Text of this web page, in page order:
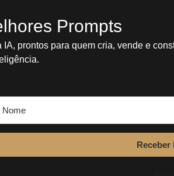
Prompts
prontos para quem cria, vende e
Receber